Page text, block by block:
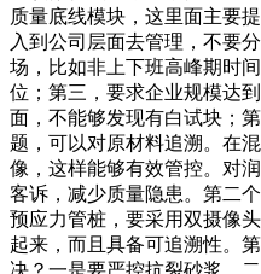
质量底线模块，这里面主要
入到公司层面去管理，不要
场，比如非上下班高峰期时
位；第三，要求企业规模达
面，不能够发现有白试块；
题，可以对原材料追溯。在
像，这样能够有效管控。对
客诉，减少质量隐患。第二
预应力管桩，要采用双摄像
起来，而且具备可追溯性。
决？一是要严控抗裂砂浆，